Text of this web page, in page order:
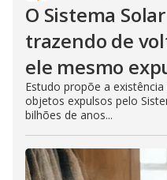
O Sistema
trazendo de
ele mesmo
Estudo propõe a existência
objetos expulsos pelo
bilhões de anos...